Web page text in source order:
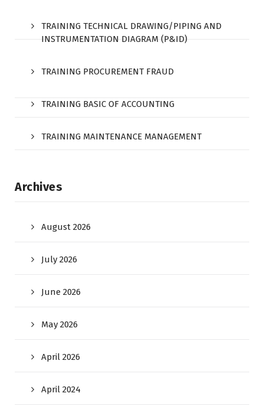
TRAINING TECHNICAL DRAWING/PIPING AND
INSTRUMENTATION DIAGRAM (P&ID)
TRAINING PROCUREMENT FRAUD
TRAINING BASIC OF ACCOUNTING
TRAINING MAINTENANCE MANAGEMENT
Archives
August 2026
July 2026
June 2026
May 2026
April 2026
April 2024